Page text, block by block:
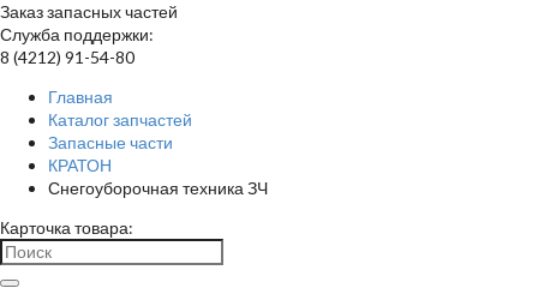
Заказ запасных частей
Служба поддержки:
8 (4212) 91-54-80
Главная
Каталог запчастей
Запасные части
КРАТОН
Снегоуборочная техника ЗЧ
Карточка товара: